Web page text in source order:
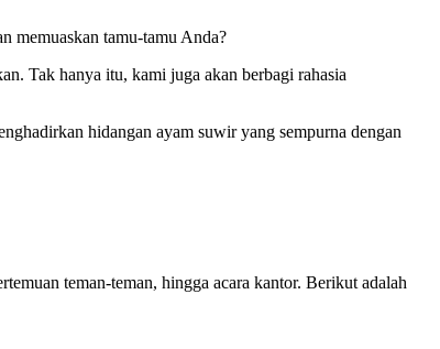
memuaskan tamu-tamu Anda?
Tak hanya itu, kami juga akan berbagi rahasia
hidangan ayam suwir yang sempurna dengan
teman-teman, hingga acara kantor. Berikut adalah